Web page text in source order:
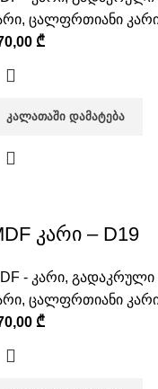
,ცალფრთიანი
₾
ᲙᲐᲚᲐᲗᲐᲨᲘ ᲓᲐᲛᲐᲢᲔᲑᲐ
კარი – D19
- კარი,გადაკრული
,ცალფრთიანი
₾